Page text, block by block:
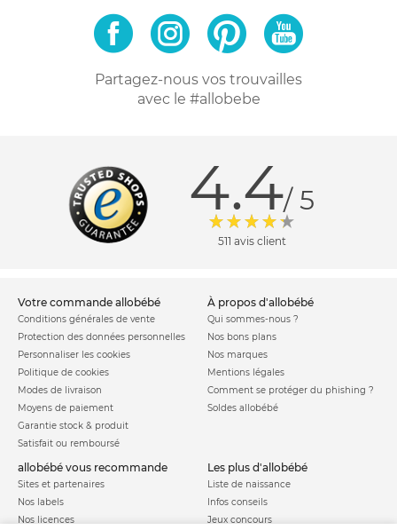
Partagez-nous vos trouvailles
avec le #allobebe
4.4/ 5
511 avis client
votre commande allobébé
Conditions générales de vente
Protection des données personnelles
Personnaliser les cookies
Politique de cookies
Modes de livraison
Moyens de paiement
Garantie stock & produit
Satisfait ou remboursé
à propos d'allobébé
Qui sommes-nous ?
Nos bons plans
Nos marques
Mentions légales
Comment se protéger du phishing ?
Soldes allobébé
allobébé vous recommande
Sites et partenaires
Nos labels
Nos licences
les plus d'allobébé
Liste de naissance
Infos conseils
Jeux concours